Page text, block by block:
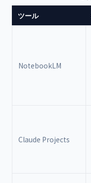
ツール
NotebookLM
Claude Projects